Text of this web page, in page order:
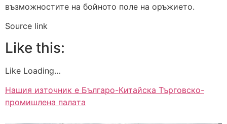
възможностите на бойното поле на оръжието.
Source link
Like this:
Like Loading…
Нашия източник е Българо-Китайска Търговско-
промишлена палaта